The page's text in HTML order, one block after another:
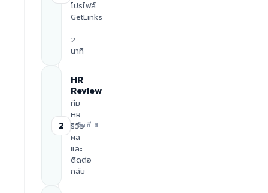
โปรไฟล์
GetLinks
·
2
นาที
2
HR
Review
ทีม
HR
รีวิว
ผล
และ
ติดต่อ
กลับ
≈ วันที่ 3